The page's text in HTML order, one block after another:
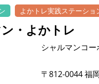
よかトレ実践ステーショ
・よかトレ
シャルマンコ
〒812-0044 福